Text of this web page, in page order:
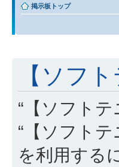
掲示板トップ
【ソフ
“【ソフトテ
“【ソフトテ
を利用する